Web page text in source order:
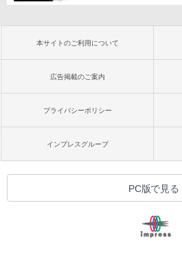
本サイトのご利用について
広告掲載のご案内
プライバシーポリシー
インプレスグループ
PC版で見る